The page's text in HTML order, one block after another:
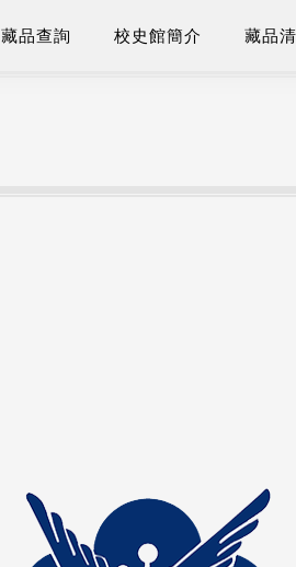
藏品查詢 校史館簡介 藏品